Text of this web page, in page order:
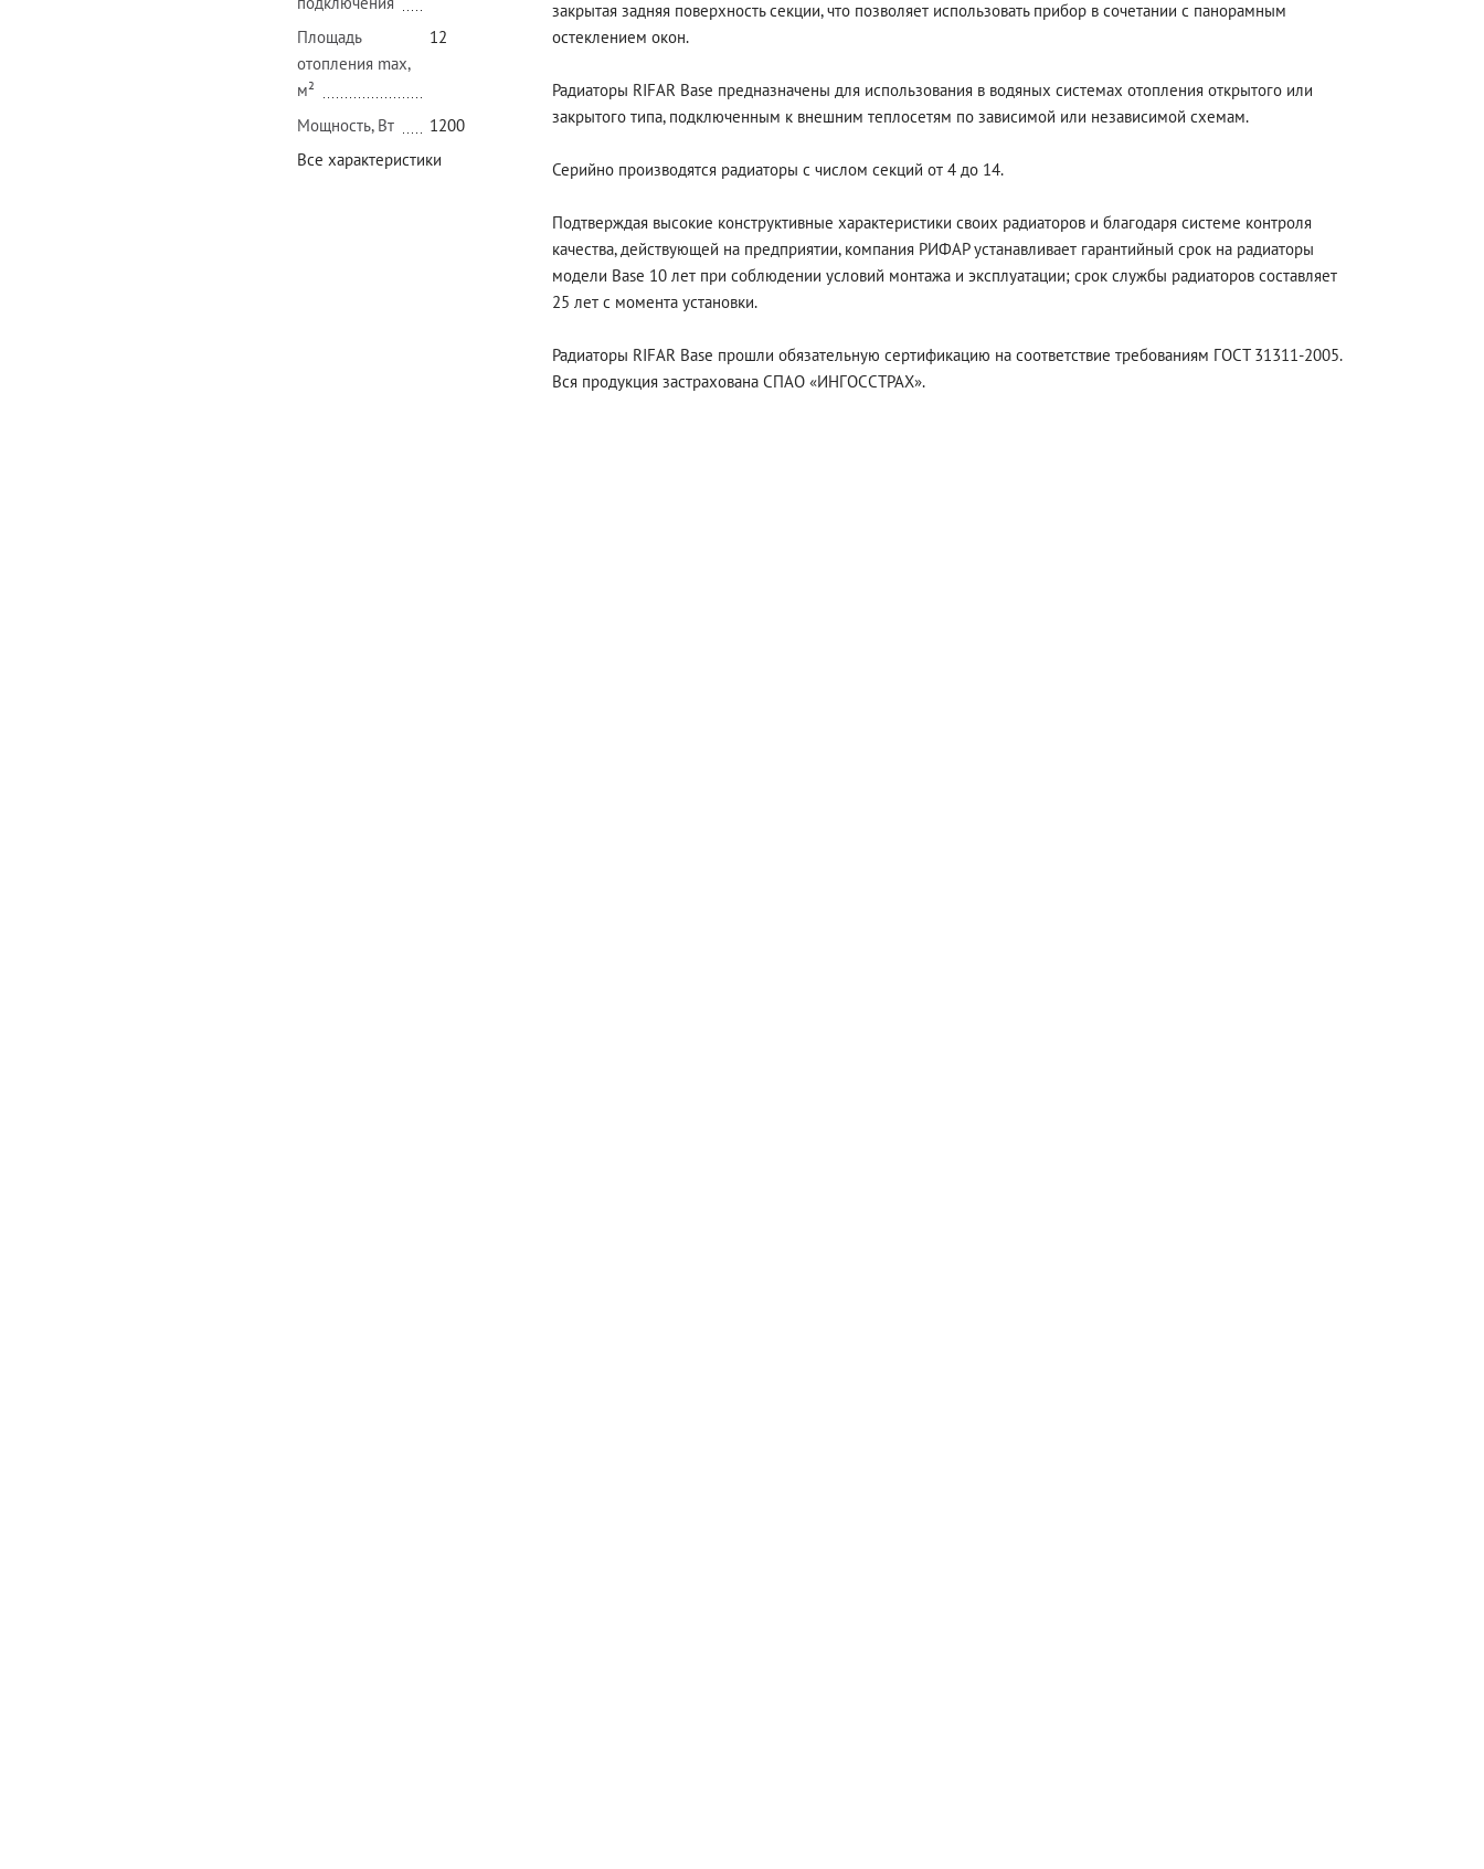
Площадь
отопления max,
м²
12
Мощность, Вт
1200
Все характеристики
закрытая задняя поверхность секции, что позволяет использовать прибор в сочетании с панорамным
остеклением окон.
Радиаторы RIFAR Base предназначены для использования в водяных системах отопления открытого или
закрытого типа, подключенным к внешним теплосетям по зависимой или независимой схемам.
Серийно производятся радиаторы с числом секций от 4 до 14.
Подтверждая высокие конструктивные характеристики своих радиаторов и благодаря системе контроля
качества, действующей на предприятии, компания РИФАР устанавливает гарантийный срок на радиаторы
модели Base 10 лет при соблюдении условий монтажа и эксплуатации; срок службы радиаторов составляет
25 лет с момента установки.
Радиаторы RIFAR Base прошли обязательную сертификацию на соответствие требованиям ГОСТ 31311-2005.
Вся продукция застрахована СПАО «ИНГОССТРАХ».